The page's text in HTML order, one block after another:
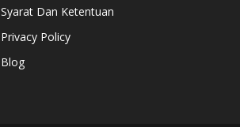
Syarat Dan Ketentuan
Privacy Policy
Blog